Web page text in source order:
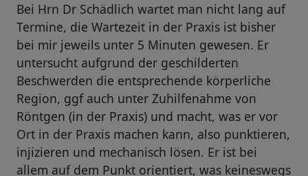
Bei Hrn Dr Schädlich wartet man nicht lang auf
Termine, die Wartezeit in der Praxis ist bisher
bei mir jeweils unter 5 Minuten gewesen. Er
untersucht aufgrund der geschilderten
Beschwerden die entsprechende körperliche
Region, ggf auch unter Zuhilfenahme von
Röntgen (in der Praxis) und macht, was er vor
Ort in der Praxis machen kann, also punktieren,
injizieren und mechanisch lösen. Er ist bei
allem auf dem Punkt orientiert, was keineswegs